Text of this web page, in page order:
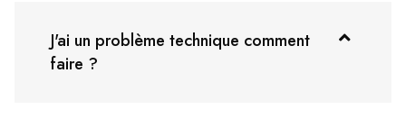
J'ai un problème technique comment
faire ?